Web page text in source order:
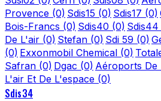
Provence (0) Sdis15 (0) Sdis17 (0)
Bois-Francs (0) Sdis40 (0) Sdis44
De L'air (0) Stefan (0) Sdi 59 (0)
(0) Exxonmobil Chemical (0)
Safran (0) Dgac (0) Aéroports De
L'air Et De L'espace (0)
Sdis34